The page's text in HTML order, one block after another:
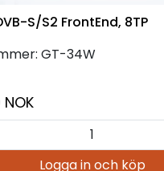
S/S2 FrontEnd, 8TP
GT-34W
Logga in och köp